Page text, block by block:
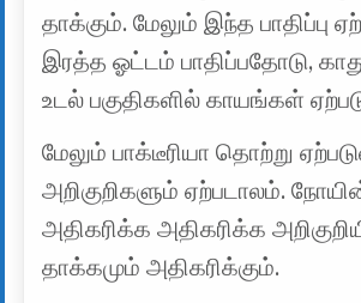
தாக்கும். மேலும் இந்த பாதிப்பு
இரத்த ஓட்டம் பாதிப்பதோடு,
உடல் பகுதிகளில் காயங்கள்
மேலும் பாக்டீரியா தொற்று
அறிகுறிகளும் ஏற்படாலம்.
அதிகரிக்க அதிகரிக்க
தாக்கமும் அதிகரிக்கும்.